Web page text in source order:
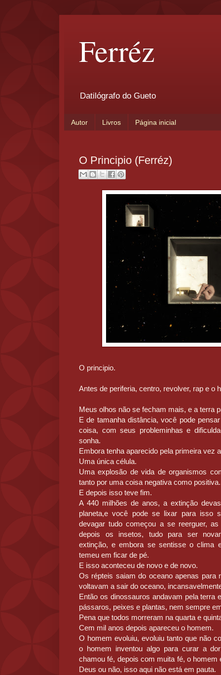
Ferréz
Datilógrafo do Gueto
Autor Livros Página inicial
O Principio (Ferréz)
O principio.
Antes de periferia, centro, revolver, rap e o
Meus olhos não se fecham mais, e a terra
E de tamanha distância, você pode
coisa, com seus probleminhas e
sonha.
Embora tenha aparecido pela primeira vez
Uma única célula.
Uma explosão de vida de organismos
tanto por uma coisa negativa como positiva.
E depois isso teve fim.
A 440 milhões de anos, a extinção
planeta,e você pode se lixar para isso
devagar tudo começou a se reerguer,
depois os insetos, tudo para ser
extinção, e embora se sentisse o clima
temeu em ficar de pé.
E isso aconteceu de novo e de novo.
Os répteis saiam do oceano apenas
voltavam a sair do oceano,
Então os dinossauros andavam pela terra
pássaros, peixes e plantas, nem sempre
Pena que todos morreram na quarta e
Cem mil anos depois apareceu o homem.
O homem evoluiu, evoluiu tanto que não
o homem inventou algo para curar a
chamou fé, depois com muita fé, o
Deus ou não, isso aqui não está em pauta.